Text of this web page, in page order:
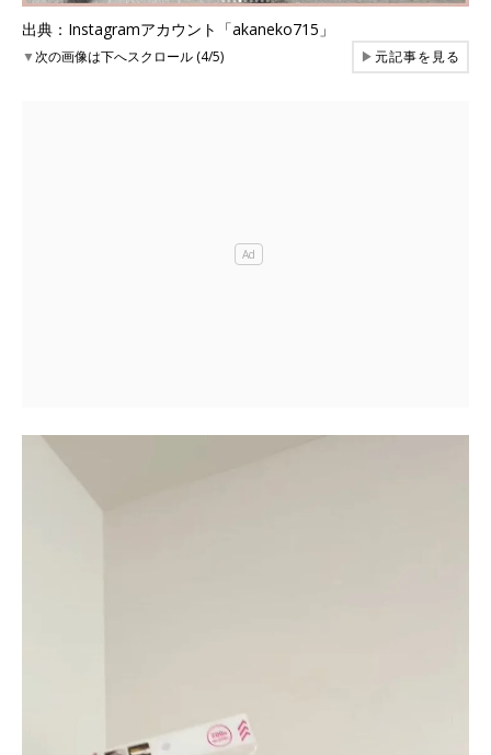
出典：Instagramアカウント「akaneko715」
▼次の画像は下へスクロール (4/5) ▶元記事を見る